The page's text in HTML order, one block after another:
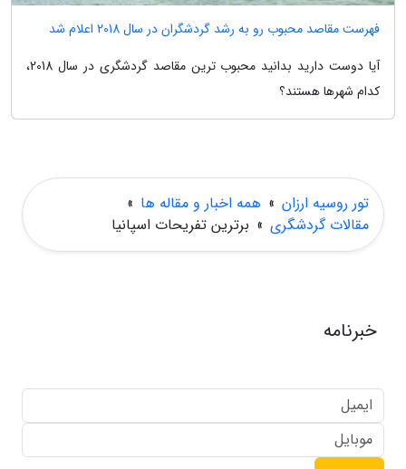
فهرست مقاصد محبوب رو به رشد گردشگران در سال 2018 اعلام شد
آیا دوست دارید بدانید محبوب ترین مقاصد گردشگری در سال 2018،
کدام شهرها هستند؟
تور روسیه ارزان » همه اخبار و مقاله ها »
مقالات گردشگری » برترین تفریحات اسپانیا
خبرنامه